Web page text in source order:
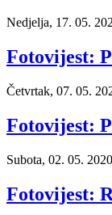
Nedjelja, 17. 05.
Fotovijest:
Četvrtak, 07. 05.
Fotovijest:
Subota, 02. 05.
Fotovijest: